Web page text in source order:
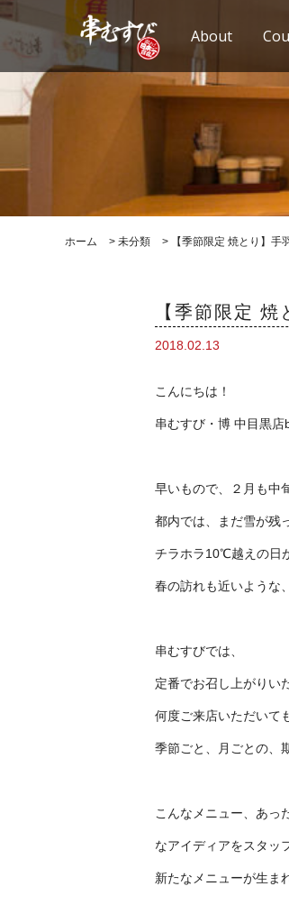
About
ホーム > 未分類 > 【季節限定 焼とり】
【季節限定
2018.02.13
こんにちは！
串むすび・博 中目黒店
早いもので、２月も中
都内では、まだ雪が残
チラホラ10℃越えの日
春の訪れも近いような
串むすびでは、
定番でお召し上がりい
何度ご来店いただいて
季節ごと、月ごとの、
こんなメニュー、あっ
なアイディアをスタッ
新たなメニューが生ま